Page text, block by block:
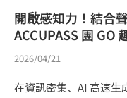
開啟感知力！結合
ACCUPASS 團 GO
2026/04/21
在資訊密集、AI 高速生